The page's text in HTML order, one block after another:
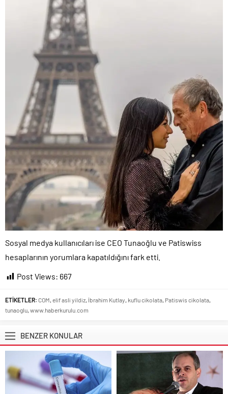
Sosyal medya kullanıcıları ise CEO Tunaoğlu ve Patiswiss
hesaplarının yorumlara kapatıldığını fark etti.
Post Views: 667
ETİKETLER: COM, elif asli yildiz, İbrahim Kutlay, kuflu cikolata, Patiswis cikolata,
tunaoglu, www.haberkurulu.com
BENZER KONULAR